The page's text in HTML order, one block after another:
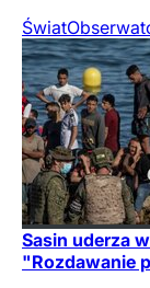
Świat
Sasin uderza
"Rozdawanie